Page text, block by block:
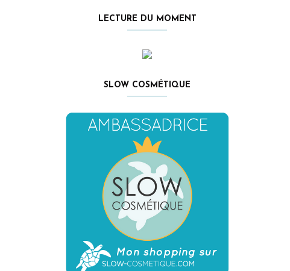
LECTURE DU MOMENT
SLOW COSMÉTIQUE